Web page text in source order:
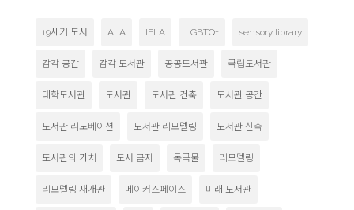
19세기 도서 ALA IFLA LGBTQ+ sensory library
감각 공간 감각 도서관 공공도서관 국립도서관
대학도서관 도서관 도서관 건축 도서관 공간
도서관 리노베이션 도서관 리모델링 도서관 신축
도서관의 가치 도서 금지 독극물 리모델링
리모델링 재개관 메이커스페이스 미래 도서관